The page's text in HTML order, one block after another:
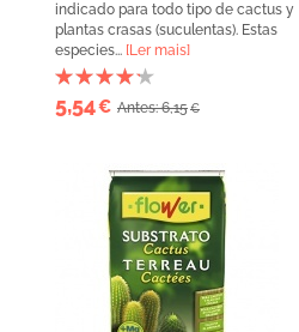
indicado para todo tipo de cactus y
plantas crasas (suculentas). Estas
especies... [Ler mais]
5,54€ Antes: 6,15€